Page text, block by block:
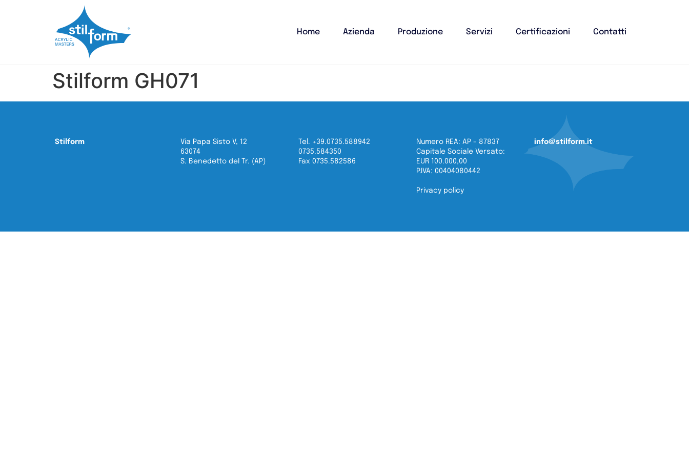
Home Azienda Produzione Servizi Certificazioni Contatti
Stilform GH071
Stilform
Via Papa Sisto V, 12
63074
S. Benedetto del Tr. (AP)
Tel. +39.0735.588942
0735.584350
Fax 0735.582586
Numero REA: AP - 87837
Capitale Sociale Versato:
EUR 100.000,00
P.IVA: 00404080442
Privacy policy
info@stilform.it